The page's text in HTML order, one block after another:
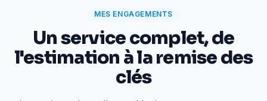
MES ENGAGEMENTS
Un service complet, de
l'estimation à la remise des
clés